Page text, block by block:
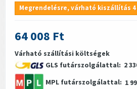
Megrendelésre, várható kiszállítás
64 008 Ft
Várható szállítási költségek
GLS futárszolgálattal: 2
MPL futárszolgálattal: 1